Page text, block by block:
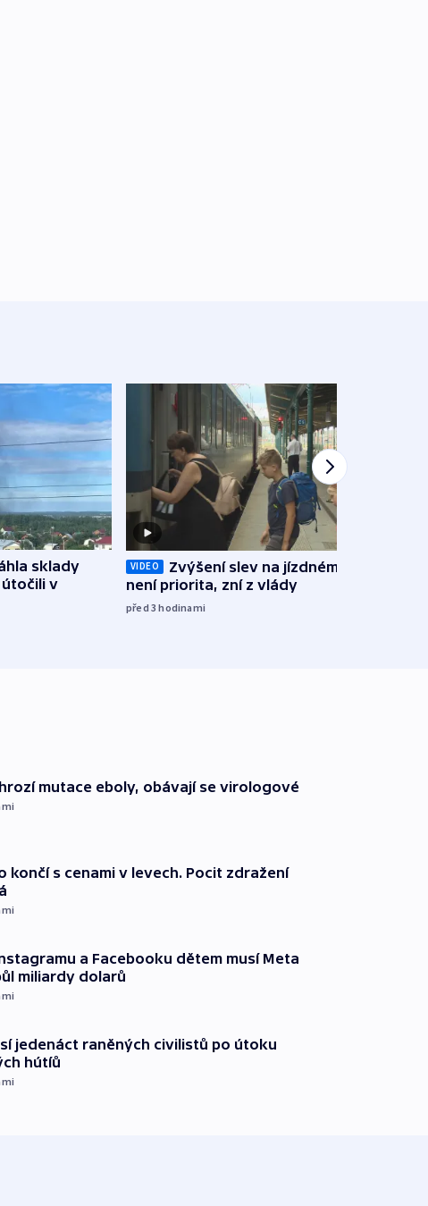
sklady
útočili v
VIDEO
Zvýšení slev na jízdném teď
není priorita, zní z vlády
před 3hodinami
mutace eboly, obávají se virologové
končí s cenami v levech. Pocit zdražení
a Facebooku dětem musí Meta
miliardy dolarů
jedenáct raněných civilistů po útoku
hútíů